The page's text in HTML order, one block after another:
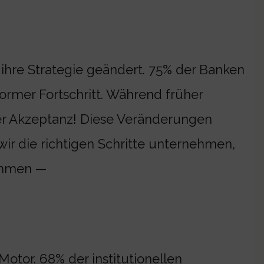
Strategie geändert. 75% der Banken
Fortschritt. Während früher
Akzeptanz! Diese Veränderungen
die richtigen Schritte unternehmen,
—
68% der institutionellen